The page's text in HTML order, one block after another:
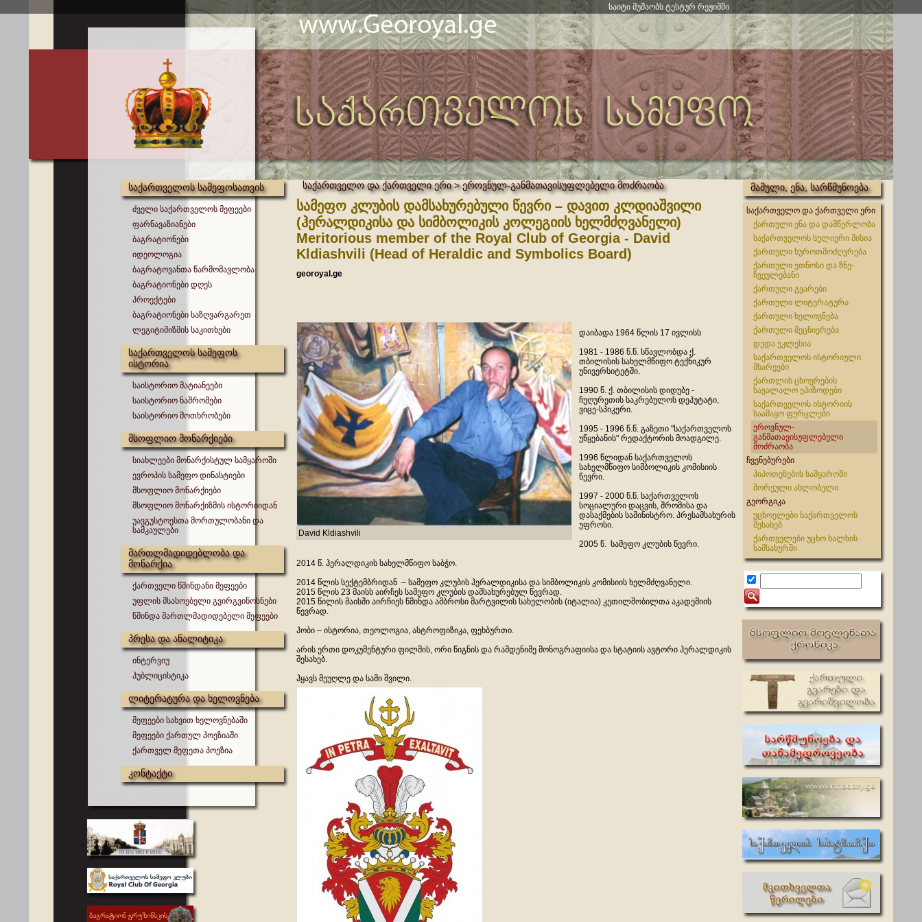
საიტი მუშაობს ტესტურ რეჟიმში
საქართველოს სამეფოსათვის
ძველი საქართველოს მეფეები
ფარნავაზიანები
ბაგრატიონები
იდეოლოგია
ბაგრატოვანთა წარმომავლობა
ბაგრატიონები დღეს
პროექტები
ბაგრატიონები საზღვარგარეთ
ლეგიტიმიზმის საკითხები
საქართველოს სამეფოს
ისტორია
საისტორიო მატიანეები
საისტორიო ნაშრომები
საისტორიო მოთხრობები
მსოფლიო მონარქიები
სიახლეები მონარქისტულ სამყაროში
ევროპის სამეფო დინასტიები
მსოფლიო მონარქიები
მსოფლიო მონარქიზმის ისტორიიდან
უავგუსტოესთა მორთულობანი და
სამკაულები
მართლმადიდებლობა და
მონარქია
ქართველი წმინდანი მეფეები
უფლის მსასოებელი გვირგვინოსნები
წმინდა მართლმადიდებელი მეფეები
პრესა და ანალიტიკა
ინტერვიუ
პუბლიცისტიკა
ლიტერატურა და ხელოვნება
მეფეები სახვით ხელოვნებაში
მეფეები ქართულ პოეზიაში
ქართველ მეფეთა პოეზია
კონტაქტი
საქართველო და ქართველი ერი > ეროვნულ-განმათავისუფლებელი მოძრაობა
სამეფო კლუბის დამსახურებული წევრი – დავით კლდიაშვილი
(ჰერალდიკისა და სიმბოლიკის კოლეგიის ხელმძღვანელი)
Meritorious member of the Royal Club of Georgia - David
Kldiashvili (Head of Heraldic and Symbolics Board)
georoyal.ge
David Kldiashvili
დაიბადა 1964 წლის 17 ივლისს
1981 - 1986 წ.წ. სწავლობდა ქ.
თბილისის სახელმწიფო ტექნიკურ
უნივერსიტეტში.
1990 წ. ქ. თბილისის დიდუბე -
ჩუღურეთის საკრებულოს დეპუტატი,
ვიცე-სპიკერი.
1995 - 1996 წ.წ. გაზეთი "საქართველოს
უწყებანის" რედაქტორის მოადგილე.
1996 წლიდან საქართველოს
სახელმწიფო სიმბოლიკის კომისიის
წევრი.
1997 - 2000 წ.წ. საქართველოს
სოციალური დაცვის, შრომისა და
დასაქმების სამინისტრო. პრესამსახურის
უფროსი.
2005 წ. სამეფო კლუბის წევრი.
2014 წ. ჰერალდიკის სახელმწიფო საბჭო.
2014 წლის სექტემბრიდან – სამეფო კლუბის ჰერალდიკისა და სიმბოლიკის კომისიის ხელმძღვანელი.
2015 წლის 23 მაისს აირჩეს სამეფო კლუბის დამსახურებულ წევრად.
2015 წილის მაისში აირჩიეს წმინდა ამბროსი მარტვილის სახელობის (იტალია) კეთილშობილთა აკადემიის
წევრად.
ჰობი – ისტორია, თეოლოგია, ასტროფიზიკა, ფეხბურთი.
არის ერთი დოკუმენტური ფილმის, ორი წიგნის და რამდენიმე მონოგრაფიისა და სტატიის ავტორი ჰერალდიკის
შესახებ.
ჰყავს მეუღლე და სამი შვილი.
მამული, ენა, სარწმუნოება
საქართველო და ქართველი ერი
ქართული ენა და დამწერლობა
საქართველოს სულიერი მისია
ქართული ხუროთმოძღვრება
ქართული ეთნოსი და ზნე-
ჩვეულებანი
ქართული გვარები
ქართული ლიტერატურა
ქართული ხელოვნება
ქართული მეცნიერება
დედა ეკლესია
საქართველოს ისტორიული
მხარეები
ქართლის ცხოვრების
სავალალო ეპიზოდები
საქართველოს ისტორიის
საამაყო ფურცლები
ეროვნულ-
განმათავისუფლებელი
მოძრაობა
ჩვენებურები
ჰიპოთეზების სამყაროში
შორეული ახლობელი
გეორგიკა
უცხოელები საქართველოს
შესახებ
ქართველები უცხო ხალხის
სამსახურში